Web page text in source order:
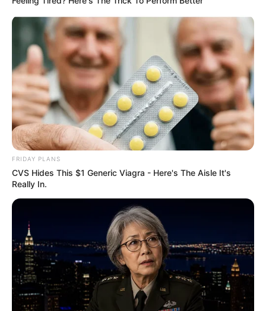
FRIDAY PLANS
CVS Hides This $1 Generic Viagra - Here's The Aisle It's
Really In.